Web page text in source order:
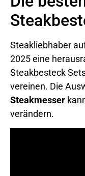
Steakliebhaber
2025 eine
Steakbesteck
vereinen. Die
Steakmesser
verändern.